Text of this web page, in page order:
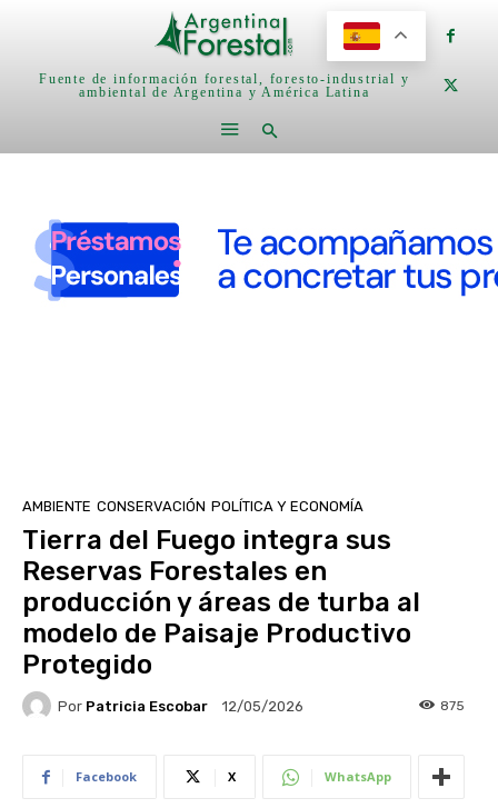
Fuente de información forestal, foresto-industrial y
ambiental de Argentina y América Latina
AMBIENTE CONSERVACIÓN POLÍTICA Y ECONOMÍA
Tierra del Fuego integra sus
Reservas Forestales en
producción y áreas de turba al
modelo de Paisaje Productivo
Protegido
Por Patricia Escobar 12/05/2026 875
Facebook X WhatsApp